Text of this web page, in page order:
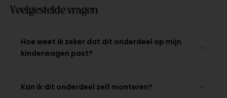
Veelgestelde vragen
Hoe weet ik zeker dat dit onderdeel op mijn
kinderwagen past?
Kan ik dit onderdeel zelf monteren?